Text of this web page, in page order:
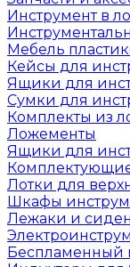
Инструмент в
Мебель
Кейсы для
Ящики для
Сумки для
Комплекты из
Ложементы
Ящики для
Лотки для
Шкафы
Лежаки и
Беспламенный